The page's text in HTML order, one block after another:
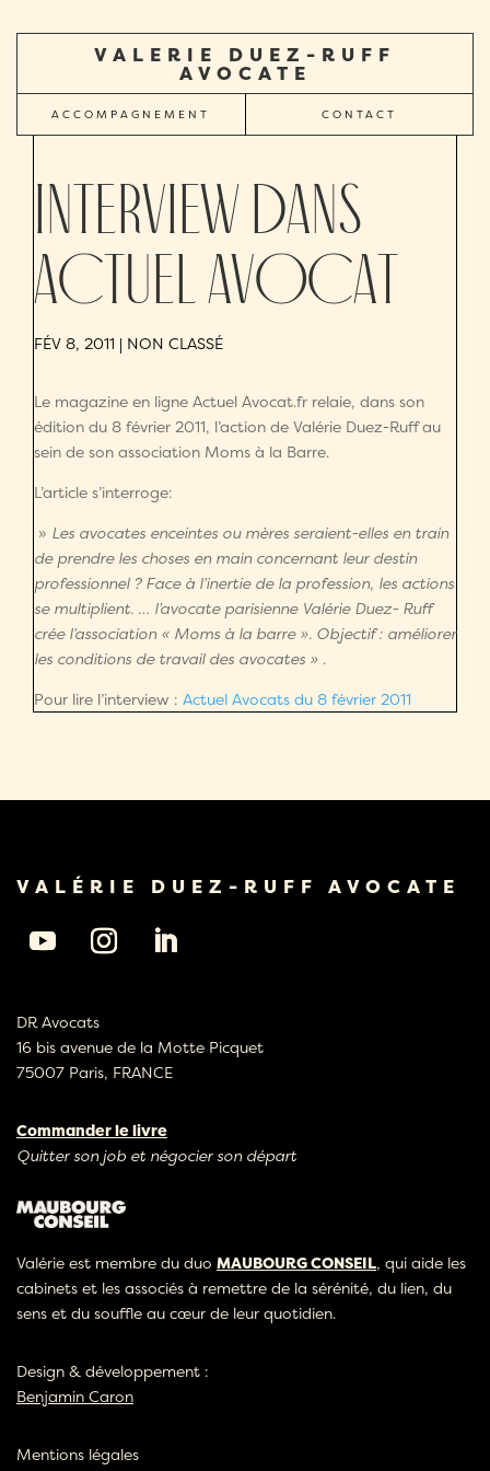
VALERIE DUEZ-RUFF
AVOCATE
ACCOMPAGNEMENT CONTACT
Interview dans
Actuel Avocat
FÉV 8, 2011 | NON CLASSÉ
Le magazine en ligne Actuel Avocat.fr relaie, dans son
édition du 8 février 2011, l’action de Valérie Duez-Ruff au
sein de son association Moms à la Barre.
L’article s’interroge:
» Les avocates enceintes ou mères seraient-elles en train
de prendre les choses en main concernant leur destin
professionnel ? Face à l’inertie de la profession, les actions
se multiplient. … l’avocate parisienne Valérie Duez- Ruff
crée l’association « Moms à la barre ». Objectif : améliorer
les conditions de travail des avocates » .
Pour lire l’interview : Actuel Avocats du 8 février 2011
VALÉRIE DUEZ-RUFF AVOCATE
DR Avocats
16 bis avenue de la Motte Picquet
75007 Paris, FRANCE
Commander le livre
Quitter son job et négocier son départ
Valérie est membre du duo MAUBOURG CONSEIL, qui aide les
cabinets et les associés à remettre de la sérénité, du lien, du
sens et du souffle au cœur de leur quotidien.
Design & développement :
Benjamin Caron
Mentions légales